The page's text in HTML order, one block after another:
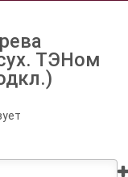
ТЭНом